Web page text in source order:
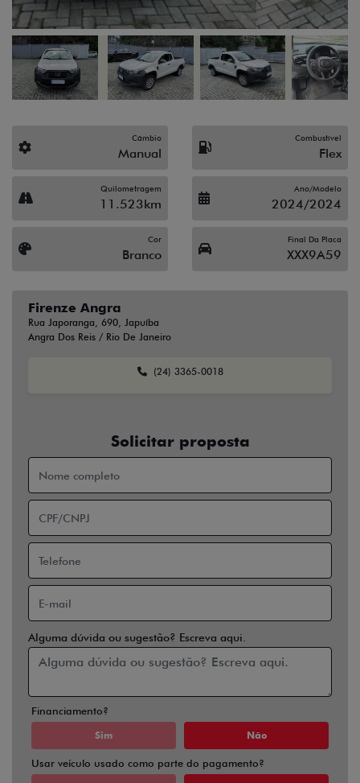
Câmbio
Manual
Combustível
Flex
Quilometragem
11.523km
Ano/Modelo
2024/2024
Cor
Branco
Final Da Placa
XXX9A59
Firenze Angra
Rua Japoranga, 690, Japuíba
Angra Dos Reis / Rio De Janeiro
(24) 3365-0018
Solicitar proposta
Alguma dúvida ou sugestão? Escreva aqui.
Financiamento?
Sim Não
Usar veículo usado como parte do pagamento?